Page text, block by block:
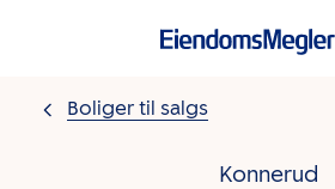
Boliger til salgs
Konnerud